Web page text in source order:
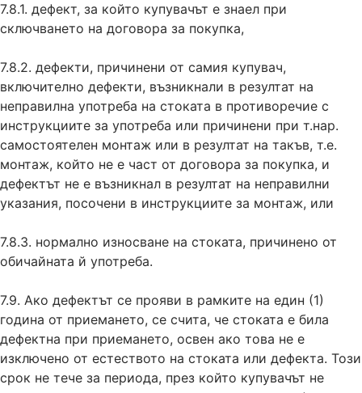
7.8.1. дефект, за който купувачът е знаел при
сключването на договора за покупка,
7.8.2. дефекти, причинени от самия купувач,
включително дефекти, възникнали в резултат на
неправилна употреба на стоката в противоречие с
инструкциите за употреба или причинени при т.нар.
самостоятелен монтаж или в резултат на такъв, т.е.
монтаж, който не е част от договора за покупка, и
дефектът не е възникнал в резултат на неправилни
указания, посочени в инструкциите за монтаж, или
7.8.3. нормално износване на стоката, причинено от
обичайната й употреба.
7.9. Ако дефектът се прояви в рамките на един (1)
година от приемането, се счита, че стоката е била
дефектна при приемането, освен ако това не е
изключено от естеството на стоката или дефекта. Този
срок не тече за периода, през който купувачът не